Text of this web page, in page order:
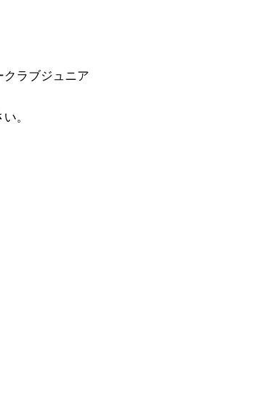
ラブジュニア
。